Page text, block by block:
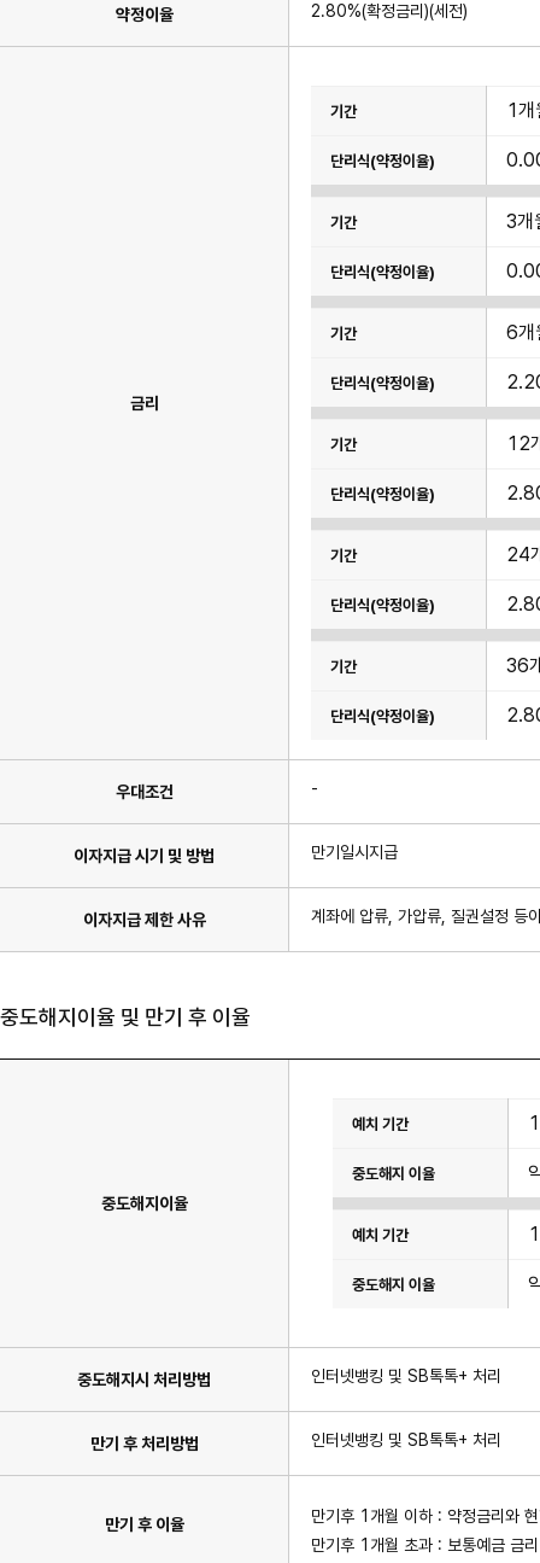
약정이율 2.80%(확정금리)(세전)
금리
간,
이
율)
1개
3개
6개
12
24
36
우대조건 -
이자지급 시기 및 방법 만기일시지급
이자지급 제한 사유 계좌에 압류, 가압류, 질권설정 등
중도해지이율 및 만기 후 이율
중도해지이율
치
목
있
니
중도해지시 처리방법 인터넷뱅킹 및 SB톡톡+ 처리
만기 후 처리방법 인터넷뱅킹 및 SB톡톡+ 처리
만기 후 이율
만기후 1개월 이하 : 약정금리와
만기후 1개월 초과 : 보통예금 금리